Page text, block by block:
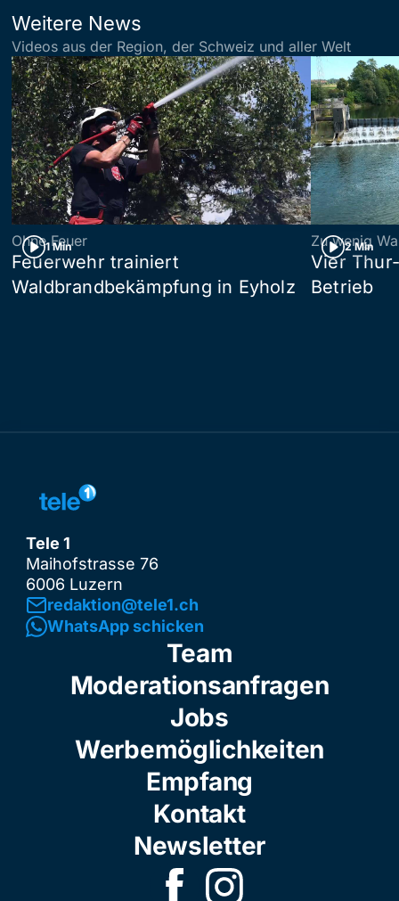
Weitere News
Videos aus der Region, der Schweiz und aller Welt
1 Min
Ohne Feuer
Feuerwehr trainiert
Waldbrandbekämpfung in Eyholz
2 Min
Zu wenig
Vier
Betrieb
Tele 1
Maihofstrasse 76
6006 Luzern
redaktion@tele1.ch
WhatsApp schicken
Team
Moderationsanfragen
Jobs
Werbemöglichkeiten
Empfang
Kontakt
Newsletter